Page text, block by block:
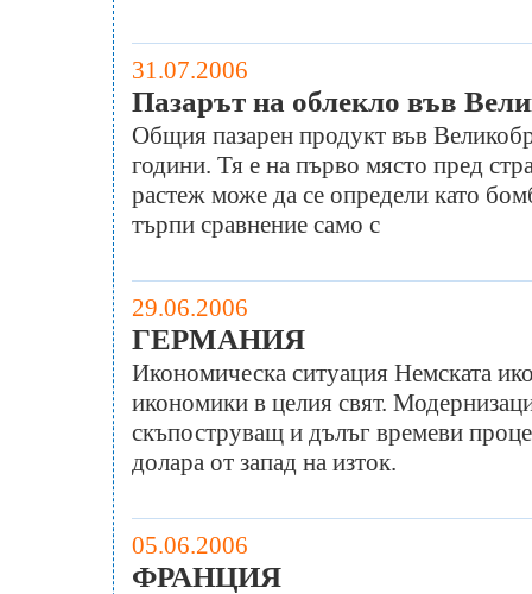
31.07.2006
Пазарът на облекло във
Общия пазарен продукт във
години. Тя е на първо място пред
растеж може да се определи като
търпи сравнение само с
29.06.2006
ГЕРМАНИЯ
Икономическа ситуация Немската
икономики в целия свят.
скъпоструващ и дълъг времеви
долара от запад на изток.
05.06.2006
ФРАНЦИЯ